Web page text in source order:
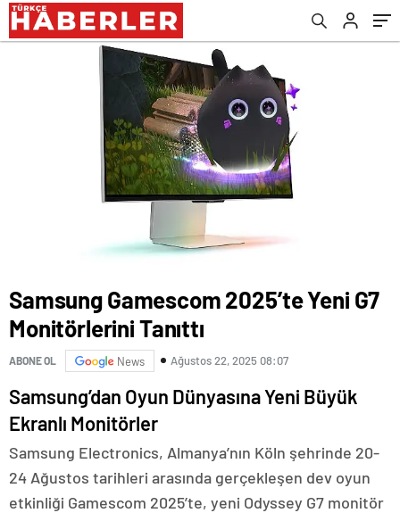
Samsung Gamescom 2025’te Yeni G7
Monitörlerini Tanıttı
ABONE OL News Ağustos 22, 2025 08:07
Samsung’dan Oyun Dünyasına Yeni Büyük
Ekranlı Monitörler
Samsung Electronics, Almanya’nın Köln şehrinde 20-
24 Ağustos tarihleri arasında gerçekleşen dev oyun
etkinliği Gamescom 2025’te, yeni Odyssey G7 monitör